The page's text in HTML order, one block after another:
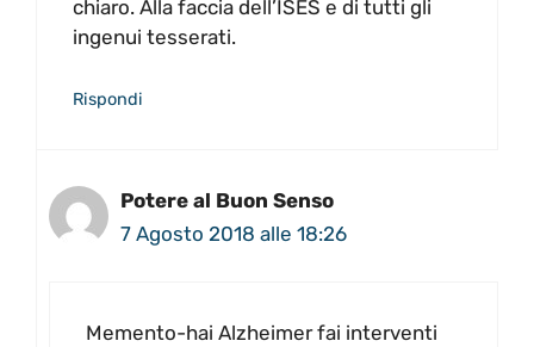
chiaro. Alla faccia dell’ISES e di tutti gli
ingenui tesserati.
Rispondi
Potere al Buon Senso
7 Agosto 2018 alle 18:26
Memento-hai Alzheimer fai interventi